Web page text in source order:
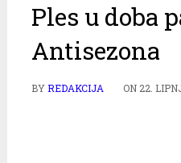
Ples u doba
Antisezona
BYREDAKCIJA ON 22.